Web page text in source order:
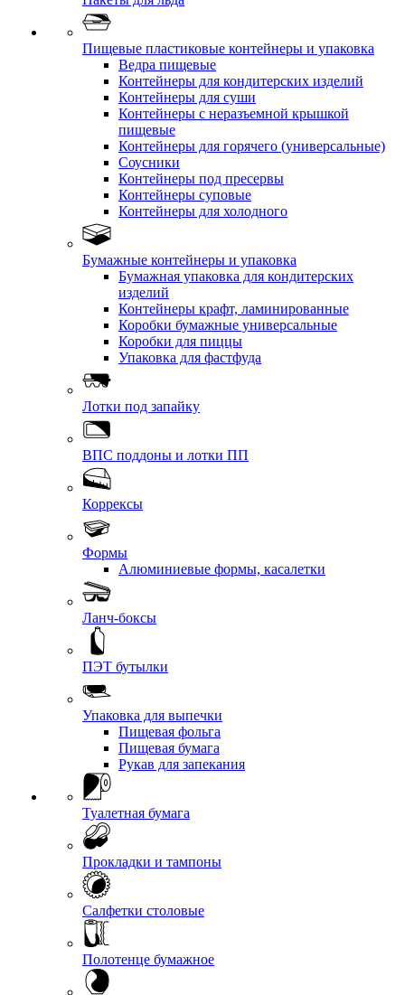
Пищевые пластиковые контейнеры и упаковка
Ведра пищевые
Контейнеры для кондитерских изделий
Контейнеры для суши
Контейнеры с неразъемной крышкой
пищевые
Контейнеры для горячего (универсальные)
Соусники
Контейнеры под пресервы
Контейнеры суповые
Контейнеры для холодного
Бумажные контейнеры и упаковка
Бумажная упаковка для кондитерских
изделий
Контейнеры крафт, ламинированные
Коробки бумажные универсальные
Коробки для пиццы
Упаковка для фастфуда
Лотки под запайку
ВПС поддоны и лотки ПП
Коррексы
Формы
Алюминиевые формы, касалетки
Ланч-боксы
ПЭТ бутылки
Упаковка для выпечки
Пищевая фольга
Пищевая бумага
Рукав для запекания
Туалетная бумага
Прокладки и тампоны
Салфетки столовые
Полотенце бумажное